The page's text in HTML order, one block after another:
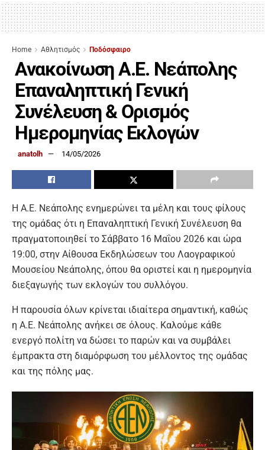
Home Αθλητισμός Ποδόσφαιρο
Ανακοίνωση Α.Ε. Νεάπολης
Επαναληπτική Γενική
Συνέλευση & Ορισμός
Ημερομηνίας Εκλογών
anatolh 14/05/2026
Η Α.Ε. Νεάπολης ενημερώνει τα μέλη και τους φίλους
της ομάδας ότι η Επαναληπτική Γενική Συνέλευση θα
πραγματοποιηθεί το Σάββατο 16 Μαΐου 2026 και ώρα
19:00, στην Αίθουσα Εκδηλώσεων του Λαογραφικού
Μουσείου Νεάπολης, όπου θα οριστεί και η ημερομηνία
διεξαγωγής των εκλογών του συλλόγου.
Η παρουσία όλων κρίνεται ιδιαίτερα σημαντική, καθώς
η Α.Ε. Νεάπολης ανήκει σε όλους. Καλούμε κάθε
ενεργό πολίτη να δώσει το παρών και να συμβάλει
έμπρακτα στη διαμόρφωση του μέλλοντος της ομάδας
και της πόλης μας.